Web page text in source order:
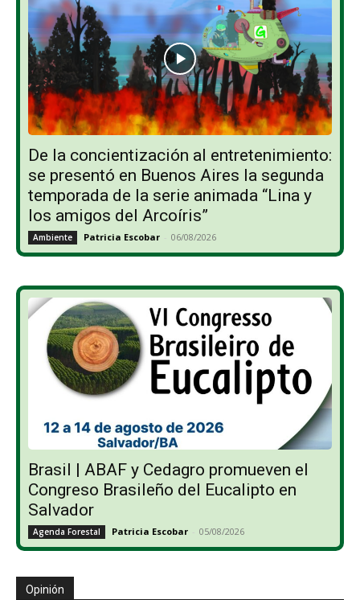
De la concientización al entretenimiento:
se presentó en Buenos Aires la segunda
temporada de la serie animada “Lina y
los amigos del Arcoíris”
Ambiente Patricia Escobar - 06/08/2026
Brasil | ABAF y Cedagro promueven el
Congreso Brasileño del Eucalipto en
Salvador
Agenda Forestal Patricia Escobar - 05/08/2026
Opinión